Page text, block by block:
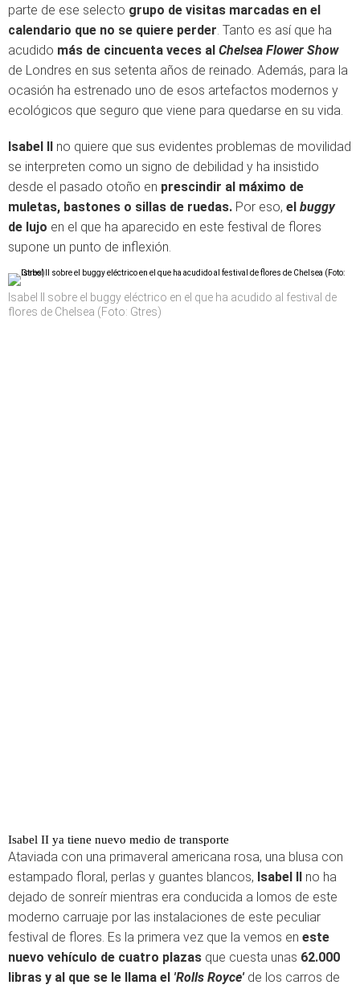
parte de ese selecto grupo de visitas marcadas en el
calendario que no se quiere perder. Tanto es así que ha
acudido más de cincuenta veces al Chelsea Flower Show
de Londres en sus setenta años de reinado. Además, para la
ocasión ha estrenado uno de esos artefactos modernos y
ecológicos que seguro que viene para quedarse en su vida.
Isabel II no quiere que sus evidentes problemas de movilidad
se interpreten como un signo de debilidad y ha insistido
desde el pasado otoño en prescindir al máximo de
muletas, bastones o sillas de ruedas. Por eso, el buggy
de lujo en el que ha aparecido en este festival de flores
supone un punto de inflexión.
Isabel II sobre el buggy eléctrico en el que ha acudido al festival de
flores de Chelsea (Foto: Gtres)
Isabel II ya tiene nuevo medio de transporte
Ataviada con una primaveral americana rosa, una blusa con
estampado floral, perlas y guantes blancos, Isabel II no ha
dejado de sonreír mientras era conducida a lomos de este
moderno carruaje por las instalaciones de este peculiar
festival de flores. Es la primera vez que la vemos en este
nuevo vehículo de cuatro plazas que cuesta unas 62.000
libras y al que se le llama el 'Rolls Royce'de los carros de